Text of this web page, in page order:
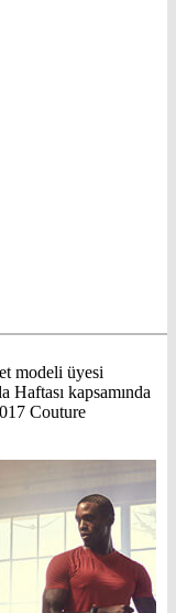
modeli üyesi
kapsamında
Couture